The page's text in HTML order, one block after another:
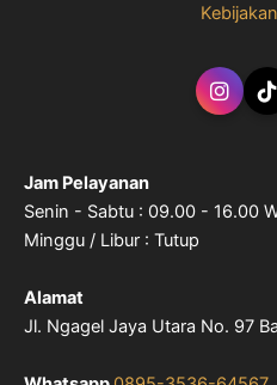
Jam Pelayanan
Senin - Sabtu : 09.00 - 16.00
Minggu / Libur : Tutup
Alamat
Jl. Ngagel Jaya Utara No. 97